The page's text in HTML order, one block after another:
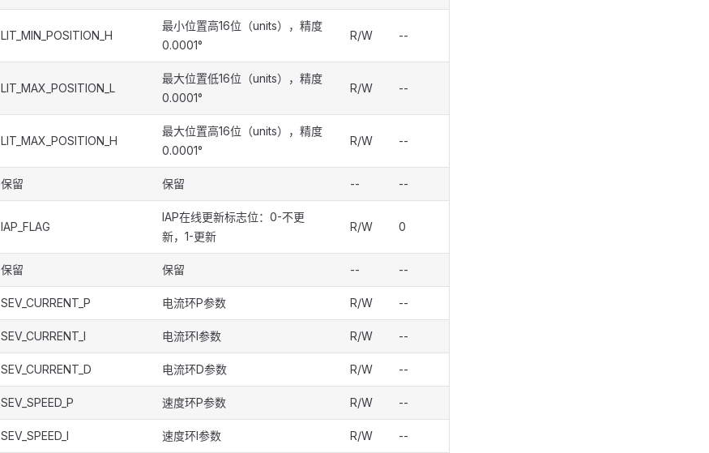
LIT_MIN_POSITION_H
最小位置高16位（units），精度
0.0001°
R/W --
LIT_MAX_POSITION_L
最大位置低16位（units），精度
0.0001°
R/W --
LIT_MAX_POSITION_H
最大位置高16位（units），精度
0.0001°
R/W --
保留 保留 -- --
IAP_FLAG
IAP在线更新标志位：0-不更
新，1-更新
R/W 0
保留 保留 -- --
SEV_CURRENT_P 电流环P参数 R/W --
SEV_CURRENT_I 电流环I参数 R/W --
SEV_CURRENT_D 电流环D参数 R/W --
SEV_SPEED_P 速度环P参数 R/W --
SEV_SPEED_I 速度环I参数 R/W --